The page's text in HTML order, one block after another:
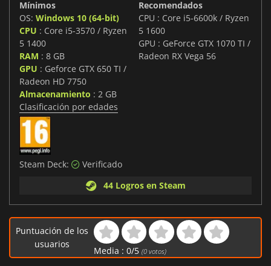
Mínimos
OS: Windows 10 (64-bit)
CPU : Core i5-3570 / Ryzen
5 1400
RAM : 8 GB
GPU : Geforce GTX 650 TI /
Radeon HD 7750
Almacenamiento : 2 GB
Recomendados
CPU : Core i5-6600k / Ryzen
5 1600
GPU : GeForce GTX 1070 TI /
Radeon RX Vega 56
Clasificación por edades
Steam Deck:
Verificado
44 Logros en Steam
Puntuación de los
usuarios
Media : 0/5 (0votos)